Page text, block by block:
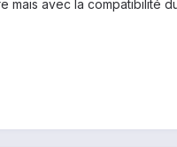
mais avec la